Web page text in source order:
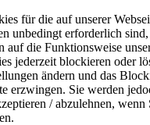
für die auf unserer
unbedingt erforderlich
auf die Funktionsweise
jederzeit blockieren oder
ändern und das
erzwingen. Sie werden
/ abzulehnen, wenn